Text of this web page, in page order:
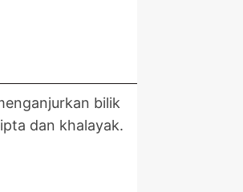
bilik
dan khalayak.